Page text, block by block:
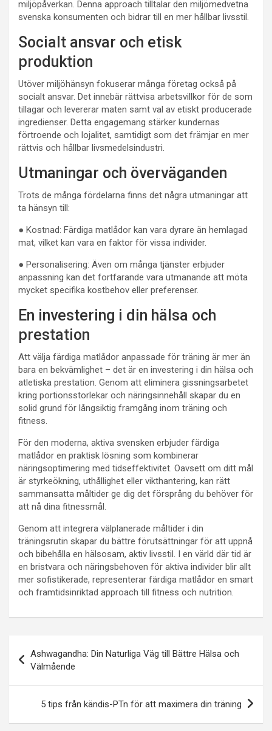
miljöpåverkan. Denna approach tilltalar den miljömedvetna
svenska konsumenten och bidrar till en mer hållbar livsstil.
Socialt ansvar och etisk
produktion
Utöver miljöhänsyn fokuserar många företag också på
socialt ansvar. Det innebär rättvisa arbetsvillkor för de som
tillagar och levererar maten samt val av etiskt producerade
ingredienser. Detta engagemang stärker kundernas
förtroende och lojalitet, samtidigt som det främjar en mer
rättvis och hållbar livsmedelsindustri.
Utmaningar och överväganden
Trots de många fördelarna finns det några utmaningar att
ta hänsyn till:
● Kostnad: Färdiga matlådor kan vara dyrare än hemlagad
mat, vilket kan vara en faktor för vissa individer.
● Personalisering: Även om många tjänster erbjuder
anpassning kan det fortfarande vara utmanande att möta
mycket specifika kostbehov eller preferenser.
En investering i din hälsa och
prestation
Att välja färdiga matlådor anpassade för träning är mer än
bara en bekvämlighet – det är en investering i din hälsa och
atletiska prestation. Genom att eliminera gissningsarbetet
kring portionsstorlekar och näringsinnehåll skapar du en
solid grund för långsiktig framgång inom träning och
fitness.
För den moderna, aktiva svensken erbjuder färdiga
matlådor en praktisk lösning som kombinerar
näringsoptimering med tidseffektivitet. Oavsett om ditt mål
är styrkeökning, uthållighet eller vikthantering, kan rätt
sammansatta måltider ge dig det försprång du behöver för
att nå dina fitnessmål.
Genom att integrera välplanerade måltider i din
träningsrutin skapar du bättre förutsättningar för att uppnå
och bibehålla en hälsosam, aktiv livsstil. I en värld där tid är
en bristvara och näringsbehoven för aktiva individer blir allt
mer sofistikerade, representerar färdiga matlådor en smart
och framtidsinriktad approach till fitness och nutrition.
Ashwagandha: Din Naturliga Väg till Bättre Hälsa och
Välmående
5 tips från kändis-PTn för att maximera din träning